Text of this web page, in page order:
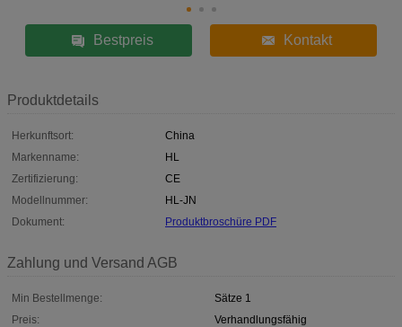
Bestpreis Kontakt
Produktdetails
Herkunftsort:
China
Markenname:
HL
Zertifizierung:
CE
Modellnummer:
HL-JN
Dokument:
Produktbroschüre PDF
Zahlung und Versand AGB
Min Bestellmenge:
Sätze 1
Preis:
Verhandlungsfähig